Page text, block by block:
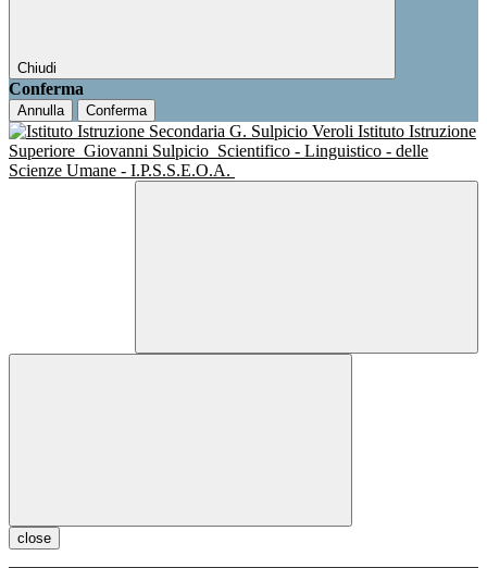
Chiudi
Conferma
Annulla Conferma
Istituto Istruzione
Superiore Giovanni Sulpicio Scientifico - Linguistico - delle
Scienze Umane - I.P.S.S.E.O.A.
close